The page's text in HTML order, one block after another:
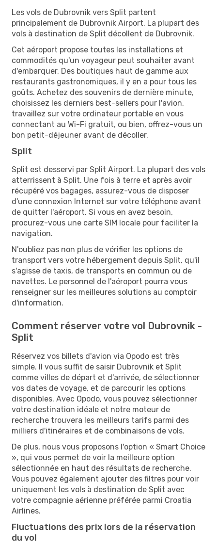
Les vols de Dubrovnik vers Split partent
principalement de Dubrovnik Airport. La plupart des
vols à destination de Split décollent de Dubrovnik.
Cet aéroport propose toutes les installations et
commodités qu'un voyageur peut souhaiter avant
d'embarquer. Des boutiques haut de gamme aux
restaurants gastronomiques, il y en a pour tous les
goûts. Achetez des souvenirs de dernière minute,
choisissez les derniers best-sellers pour l'avion,
travaillez sur votre ordinateur portable en vous
connectant au Wi-Fi gratuit, ou bien, offrez-vous un
bon petit-déjeuner avant de décoller.
Split
Split est desservi par Split Airport. La plupart des vols
atterrissent à Split. Une fois à terre et après avoir
récupéré vos bagages, assurez-vous de disposer
d'une connexion Internet sur votre téléphone avant
de quitter l'aéroport. Si vous en avez besoin,
procurez-vous une carte SIM locale pour faciliter la
navigation.
N'oubliez pas non plus de vérifier les options de
transport vers votre hébergement depuis Split, qu'il
s'agisse de taxis, de transports en commun ou de
navettes. Le personnel de l'aéroport pourra vous
renseigner sur les meilleures solutions au comptoir
d'information.
Comment réserver votre vol Dubrovnik -
Split
Réservez vos billets d'avion via Opodo est très
simple. Il vous suffit de saisir Dubrovnik et Split
comme villes de départ et d'arrivée, de sélectionner
vos dates de voyage, et de parcourir les options
disponibles. Avec Opodo, vous pouvez sélectionner
votre destination idéale et notre moteur de
recherche trouvera les meilleurs tarifs parmi des
milliers d'itinéraires et de combinaisons de vols.
De plus, nous vous proposons l'option « Smart Choice
», qui vous permet de voir la meilleure option
sélectionnée en haut des résultats de recherche.
Vous pouvez également ajouter des filtres pour voir
uniquement les vols à destination de Split avec
votre compagnie aérienne préférée parmi Croatia
Airlines.
Fluctuations des prix lors de la réservation
du vol